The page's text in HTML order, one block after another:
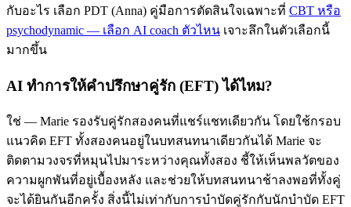
กับอะไร เลือก PDT (Anna) คู่มือการตัดสินใจเฉพาะที่ CBT หรือ
psychodynamic — เลือก AI coach ตัวไหน เจาะลึกในตัวเลือกนี้
มากขึ้น
AI ทำการให้คำปรึกษาคู่รัก (EFT) ได้ไหม?
ใช่ — Marie รองรับคู่รักสองคนที่แชร์แชทเดียวกัน โดยใช้กรอบ
แนวคิด EFT ทั้งสองคนอยู่ในบทสนทนาเดียวกันได้ Marie จะ
ติดตามวงจรที่หมุนไปมาระหว่างคุณทั้งสอง ชี้ให้เห็นพลวัตของ
ความผูกพันที่อยู่เบื้องหลัง และช่วยให้บทสนทนาช้าลงพอที่ทั้งคู่
จะได้ยินกันอีกครั้ง สิ่งนี้ไม่เท่ากับการบำบัดคู่รักกับนักบำบัด EFT